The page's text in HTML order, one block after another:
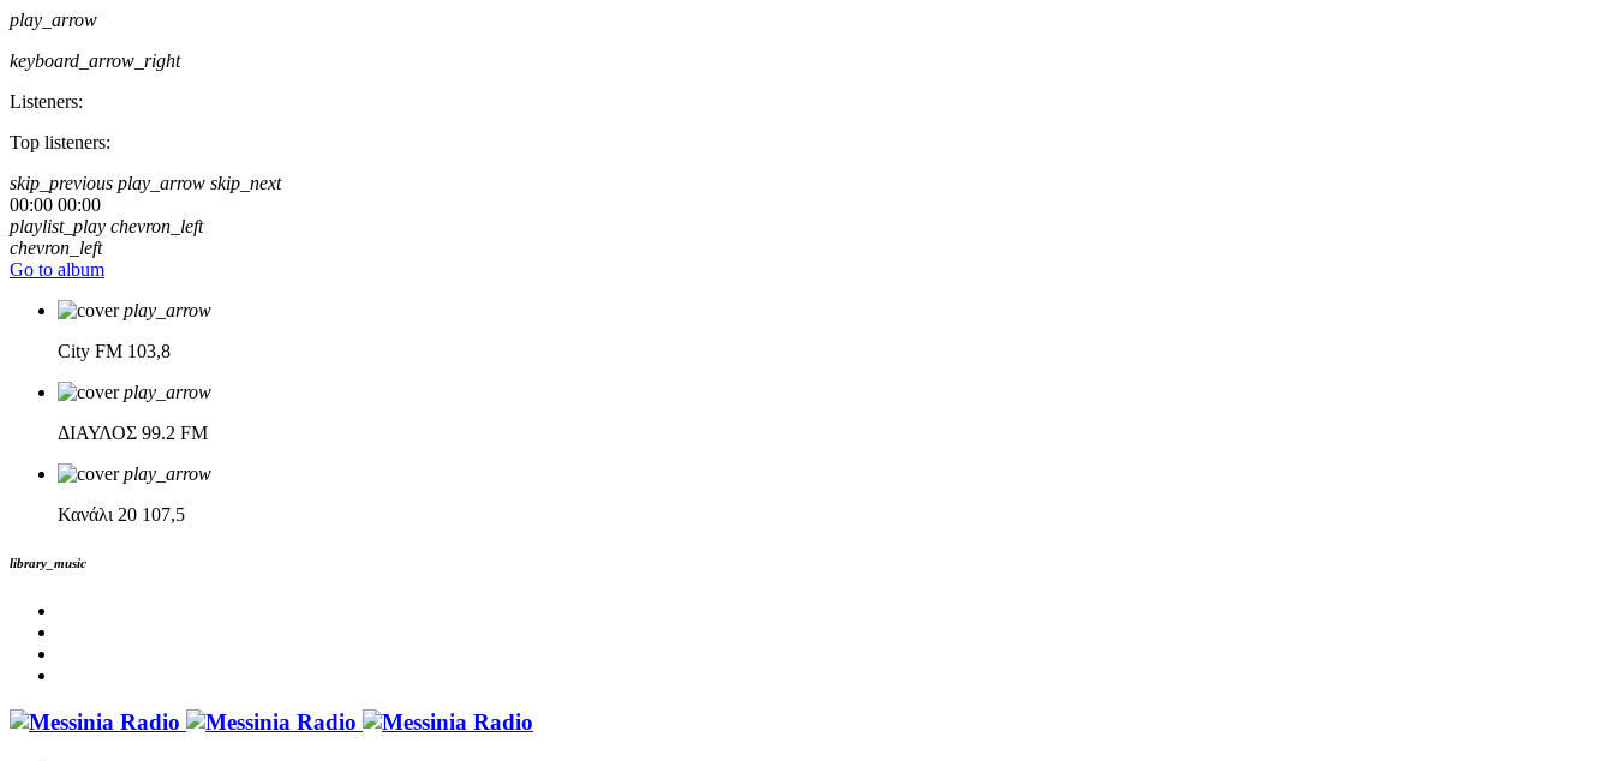
play_arrow
keyboard_arrow_right
Listeners:
Top listeners:
skip_previous play_arrow skip_next
00:00 00:00
playlist_play chevron_left
chevron_left
Go to album
play_arrow
City FM 103,8
play_arrow
ΔΙΑΥΛΟΣ 99.2 FM
play_arrow
Κανάλι 20 107,5
library_music